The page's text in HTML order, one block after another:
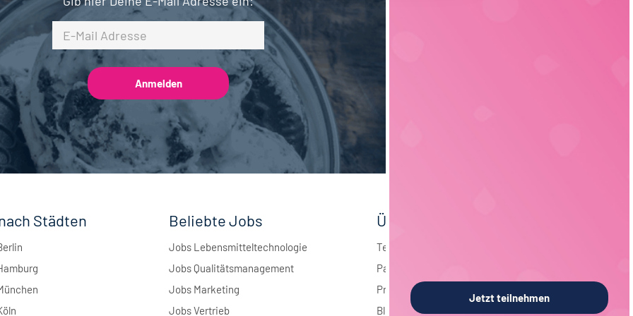
Städten Beliebte Jobs
Jobs Lebensmitteltechnologie
Jobs Qualitätsmanagement
Jobs Marketing
Jobs Vertrieb
Über foodjobs
Team
Partner
Presse
Blog
Jetzt teilnehmen